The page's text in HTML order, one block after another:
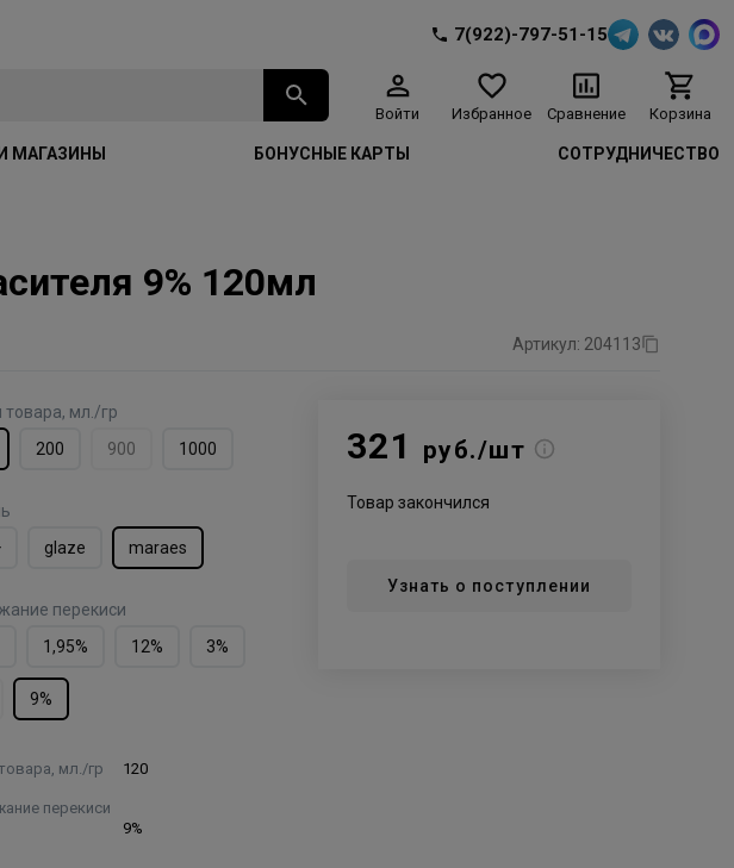
7(922)-797-51-15
Войти Избранное Сравнение Корзина
МАГАЗИНЫ БОНУСНЫЕ КАРТЫ СОТРУДНИЧЕСТВО
9% 120мл
Артикул: 204113
мл./гр
200 900 1000
glaze maraes
перекиси
1,95% 12% 3%
9%
мл./гр 120
перекиси
9%
321 руб./шт
Товар закончился
Узнать о поступлении